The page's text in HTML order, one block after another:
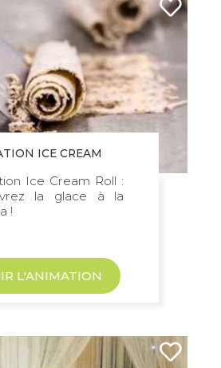
ICE CREAM
Ice Cream Roll :
la glace à la
!
VOIR L'ANIMATION